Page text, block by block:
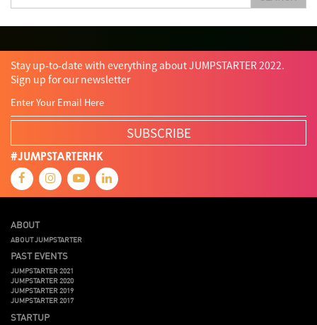
Student
Sustainability Tech Technology Teddy Chan Themills
Tin Shu Mak
Tips
Travel Viewider Vr Wearables Webinar 健康老齡化 傳感器
先進物料
機械人技術
盛智文 總決賽 蔡曉慧 車品覺 關明生 關祖堯 陳子翔
陳智思
陳龍生
電子商務 魏華星
Stay up-to-date with everything about JUMPSTARTER 2022.
Sign up for our newsletter
SUBSCRIBE
#JUMPSTARTERHK
ABOUT
ABOUT JUMPSTARTER
PAST EVENTS
JUMPSTARTER 2021
JUMPSTARTER 2020
JUMPSTARTER 2019
JUMPSTARTER 2017
STARTUP